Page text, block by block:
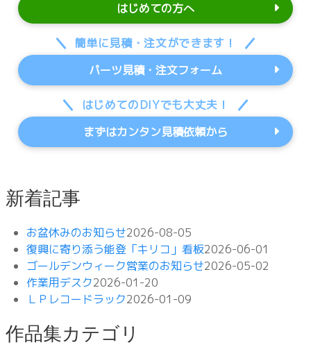
はじめての方へ
簡単に見積・注文ができます！
パーツ見積・注文フォーム
はじめてのDIYでも大丈夫！
まずはカンタン見積依頼から
新着記事
お盆休みのお知らせ2026-08-05
復興に寄り添う能登「キリコ」看板2026-06-01
ゴールデンウィーク営業のお知らせ2026-05-02
作業用デスク2026-01-20
ＬＰレコードラック2026-01-09
作品集カテゴリ